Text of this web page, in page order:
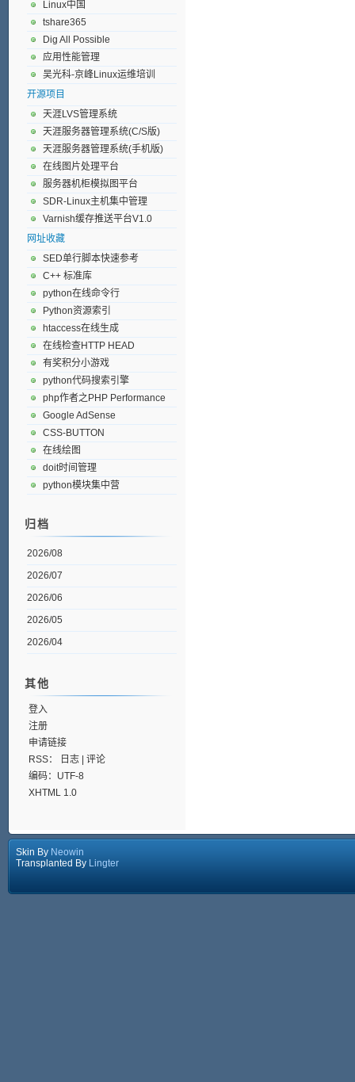
Linux中国
tshare365
Dig All Possible
应用性能管理
吴光科-京峰Linux运维培训
开源项目
天涯LVS管理系统
天涯服务器管理系统(C/S版)
天涯服务器管理系统(手机版)
在线图片处理平台
服务器机柜模拟图平台
SDR-Linux主机集中管理
Varnish缓存推送平台V1.0
网址收藏
SED单行脚本快速参考
C++ 标准库
python在线命令行
Python资源索引
htaccess在线生成
在线检查HTTP HEAD
有奖积分小游戏
python代码搜索引擎
php作者之PHP Performance
Google AdSense
CSS-BUTTON
在线绘图
doit时间管理
python模块集中营
归档
2026/08
2026/07
2026/06
2026/05
2026/04
其他
登入
注册
申请链接
RSS：
日志| 评论
编码：UTF-8
XHTML 1.0
Skin By Neowin
Transplanted By Lingter